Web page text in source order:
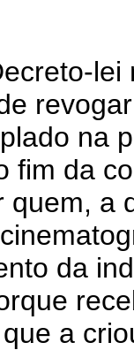
lei
na
fim da
quem, a
da
a